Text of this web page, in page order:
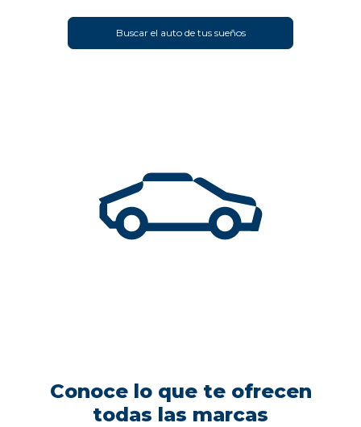
Buscar el auto de tus sueños
Conoce lo que te ofrecen
todas las marcas